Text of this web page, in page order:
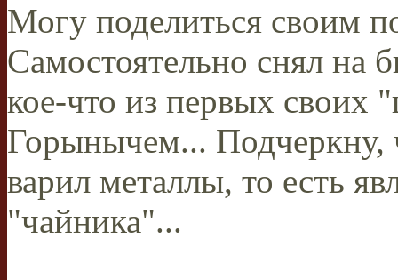
Могу поделиться своим
Самостоятельно снял на
кое-что из первых своих
Горынычем... Подчеркну,
варил металлы, то есть
"чайника"...